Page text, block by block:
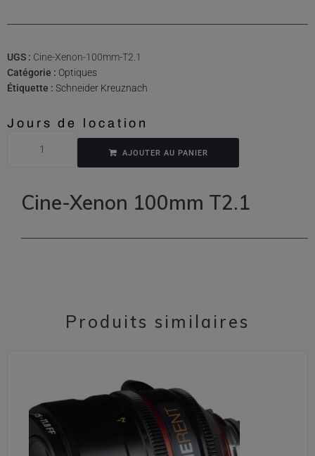
UGS : Cine-Xenon-100mm-T2.1
Catégorie : Optiques
Étiquette : Schneider Kreuznach
Jours de location
AJOUTER AU PANIER
Cine-Xenon 100mm T2.1
Produits similaires